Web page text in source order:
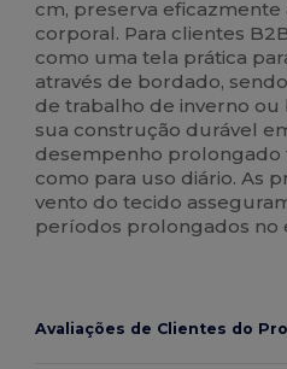
cm, preserva
corporal. Para clientes
como uma tela prática
através de bordado,
de trabalho de inverno ou
sua construção durável
desempenho prolongado
como para uso diário. As
vento do tecido
períodos prolongados no
Avaliações de Clientes do